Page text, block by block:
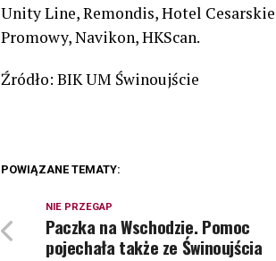
Unity Line, Remondis, Hotel
Promowy, Navikon, HKScan.
Źródło: BIK UM Świnoujście
POWIĄZANE TEMATY:
NIE PRZEGAP
Paczka na Wschodzie. Pomoc
pojechała także ze Świnoujścia